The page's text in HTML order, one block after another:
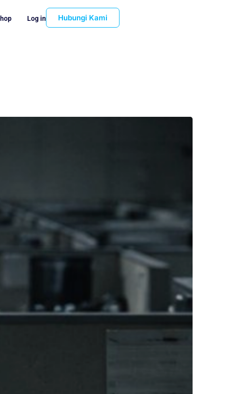
Log in Hubungi Kami